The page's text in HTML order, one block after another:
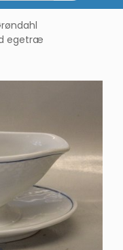
egetræ